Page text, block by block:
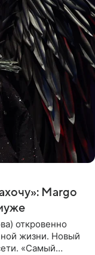
Margo
откровенно
жизни. Новый
«Самый